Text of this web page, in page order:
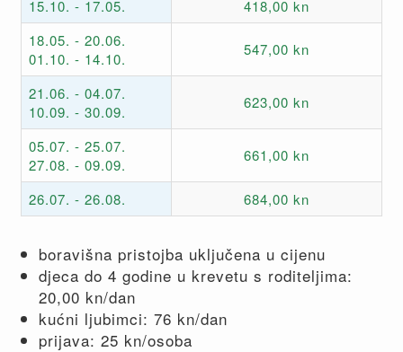
15.10. - 17.05.
418,00 kn
18.05. - 20.06.
01.10. - 14.10.
547,00 kn
21.06. - 04.07.
10.09. - 30.09.
623,00 kn
05.07. - 25.07.
27.08. - 09.09.
661,00 kn
26.07. - 26.08. 684,00 kn
boravišna pristojba uključena u cijenu
djeca do 4 godine u krevetu s roditeljima:
20,00 kn/dan
kućni ljubimci: 76 kn/dan
prijava: 25 kn/osoba